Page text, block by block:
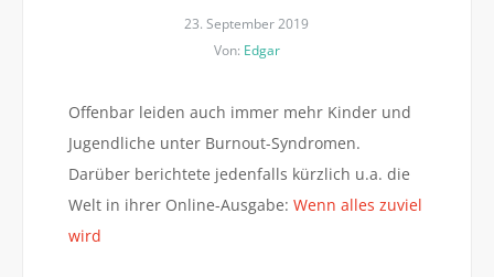
23. September 2019
Von: Edgar
Offenbar leiden auch immer mehr Kinder und
Jugendliche unter Burnout-Syndromen.
Darüber berichtete jedenfalls kürzlich u.a. die
Welt in ihrer Online-Ausgabe: Wenn alles zuviel
wird